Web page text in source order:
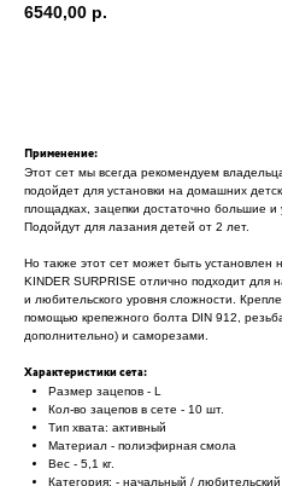
6540,00 р.
Применение:
Этот сет мы всегда рекомендуем
подойдет для установки на домашних
площадках, зацепки достаточно большие и
Подойдут для лазания детей от 2 лет.
Но также этот сет может быть установлен
KINDER SURPRISE отлично подходит для
и любительского уровня сложности.
помощью крепежного болта DIN 912,
дополнительно) и саморезами.
Характеристики сета:
Размер зацепов - L
Кол-во зацепов в сете - 10 шт.
Тип хвата: активный
Материал - полиэфирная смола
Вес - 5,1 кг.
Категория: - начальный / любительский